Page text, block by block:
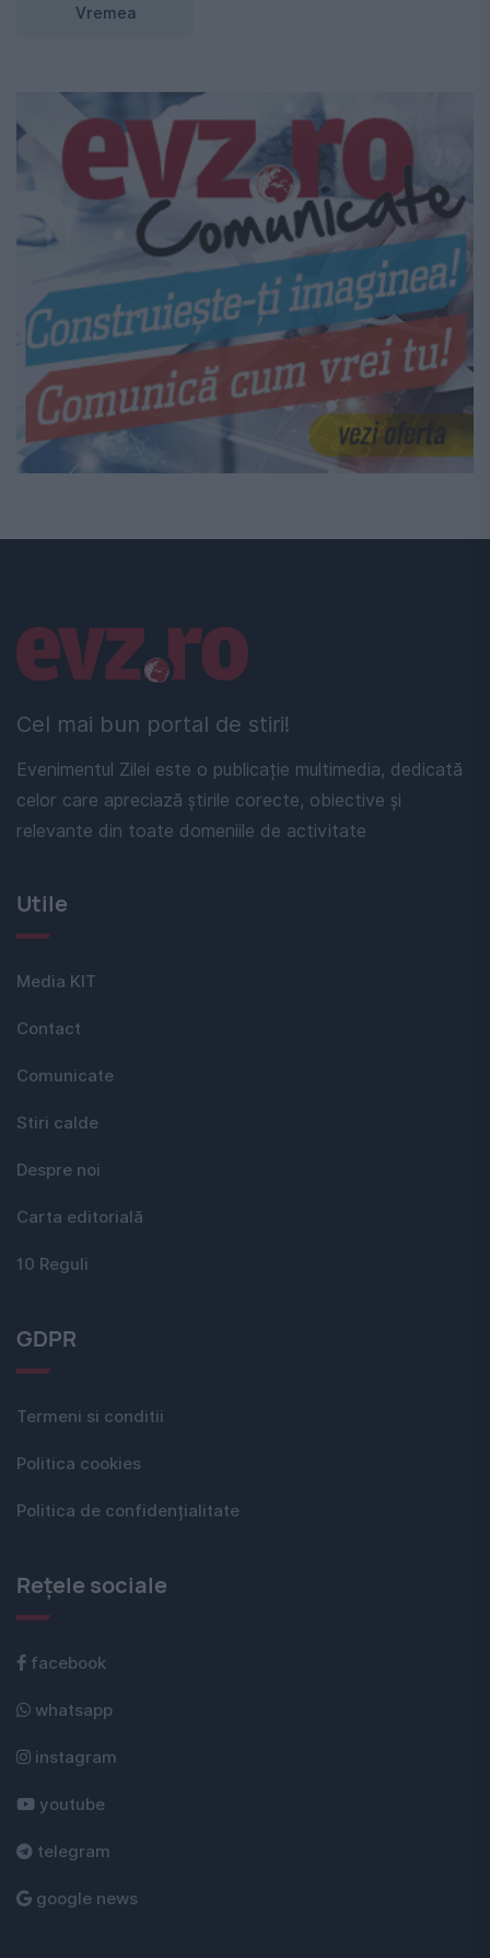
Vremea
Cel mai bun portal de stiri!
Evenimentul Zilei este o publicație multimedia, dedicată
celor care apreciază știrile corecte, obiective și
relevante din toate domeniile de activitate
Linkuri utile
Utile
Media KIT
Contact
Comunicate
Stiri calde
Despre noi
Carta editorială
10 Reguli
GDPR
Termeni si conditii
Politica cookies
Politica de confidențialitate
Rețele sociale
facebook
whatsapp
instagram
youtube
telegram
google news